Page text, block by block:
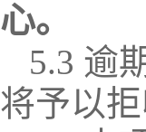
心。
5.3 逾
将予以拒